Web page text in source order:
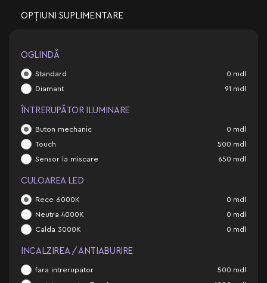
OPȚIUNI SUPLIMENTARE
OGLINDĂ
Standard 0 mdl
Diamant 91 mdl
ÎNTRERUPĂTOR ILUMINARE
Buton mechanic 0 mdl
Touch 500 mdl
Sensor la miscare 650 mdl
CULOAREA LED
Rece 6000K 0 mdl
Neutra 4000K 0 mdl
Calda 3000K 0 mdl
INCALZIREA / ANTIABURIRE
fara intrerupator 500 mdl